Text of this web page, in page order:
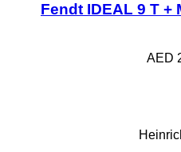
Fendt IDEAL 9 T +
AED